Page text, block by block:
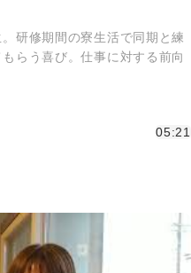
研修期間の寮生活で同期と練
らう喜び。仕事に対する前向
05:21